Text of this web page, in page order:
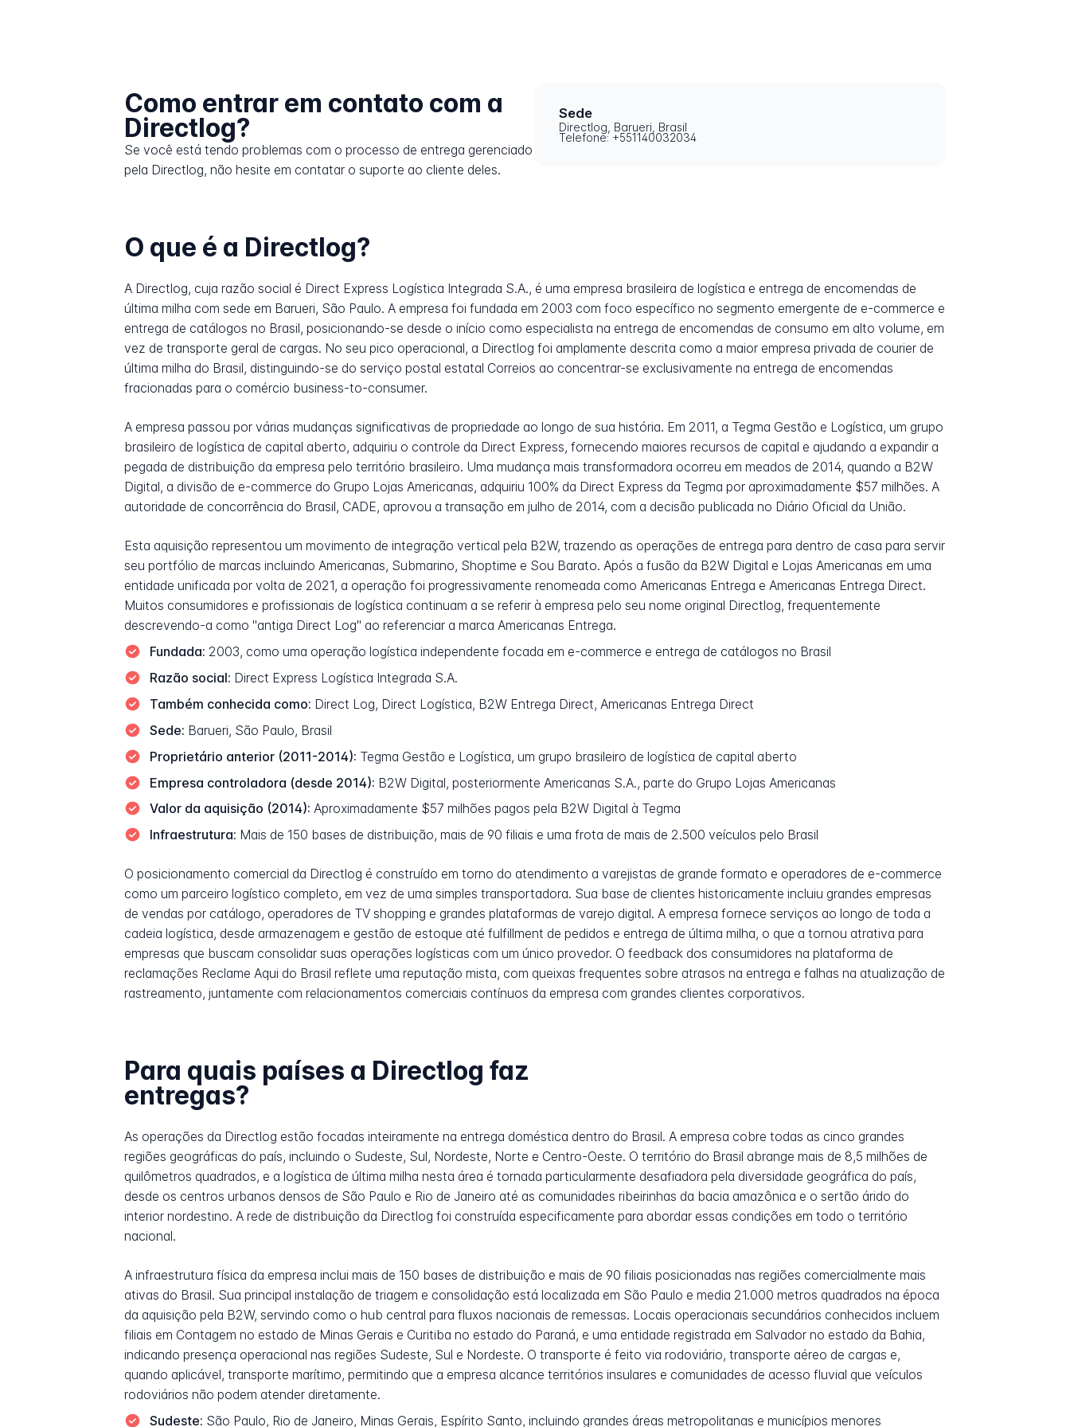
Como entrar em contato com a
Directlog?
Se você está tendo problemas com o processo de entrega gerenciado
pela Directlog, não hesite em contatar o suporte ao cliente deles.
Sede
Directlog, Barueri, Brasil
Telefone: +551140032034
O que é a Directlog?
A Directlog, cuja razão social é Direct Express Logística Integrada S.A., é uma empresa brasileira de logística e entrega de encomendas de
última milha com sede em Barueri, São Paulo. A empresa foi fundada em 2003 com foco específico no segmento emergente de e-commerce e
entrega de catálogos no Brasil, posicionando-se desde o início como especialista na entrega de encomendas de consumo em alto volume, em
vez de transporte geral de cargas. No seu pico operacional, a Directlog foi amplamente descrita como a maior empresa privada de courier de
última milha do Brasil, distinguindo-se do serviço postal estatal Correios ao concentrar-se exclusivamente na entrega de encomendas
fracionadas para o comércio business-to-consumer.
A empresa passou por várias mudanças significativas de propriedade ao longo de sua história. Em 2011, a Tegma Gestão e Logística, um grupo
brasileiro de logística de capital aberto, adquiriu o controle da Direct Express, fornecendo maiores recursos de capital e ajudando a expandir a
pegada de distribuição da empresa pelo território brasileiro. Uma mudança mais transformadora ocorreu em meados de 2014, quando a B2W
Digital, a divisão de e-commerce do Grupo Lojas Americanas, adquiriu 100% da Direct Express da Tegma por aproximadamente $57 milhões. A
autoridade de concorrência do Brasil, CADE, aprovou a transação em julho de 2014, com a decisão publicada no Diário Oficial da União.
Esta aquisição representou um movimento de integração vertical pela B2W, trazendo as operações de entrega para dentro de casa para servir
seu portfólio de marcas incluindo Americanas, Submarino, Shoptime e Sou Barato. Após a fusão da B2W Digital e Lojas Americanas em uma
entidade unificada por volta de 2021, a operação foi progressivamente renomeada como Americanas Entrega e Americanas Entrega Direct.
Muitos consumidores e profissionais de logística continuam a se referir à empresa pelo seu nome original Directlog, frequentemente
descrevendo-a como "antiga Direct Log" ao referenciar a marca Americanas Entrega.
Fundada: 2003, como uma operação logística independente focada em e-commerce e entrega de catálogos no Brasil
Razão social: Direct Express Logística Integrada S.A.
Também conhecida como: Direct Log, Direct Logística, B2W Entrega Direct, Americanas Entrega Direct
Sede: Barueri, São Paulo, Brasil
Proprietário anterior (2011-2014): Tegma Gestão e Logística, um grupo brasileiro de logística de capital aberto
Empresa controladora (desde 2014): B2W Digital, posteriormente Americanas S.A., parte do Grupo Lojas Americanas
Valor da aquisição (2014): Aproximadamente $57 milhões pagos pela B2W Digital à Tegma
Infraestrutura: Mais de 150 bases de distribuição, mais de 90 filiais e uma frota de mais de 2.500 veículos pelo Brasil
O posicionamento comercial da Directlog é construído em torno do atendimento a varejistas de grande formato e operadores de e-commerce
como um parceiro logístico completo, em vez de uma simples transportadora. Sua base de clientes historicamente incluiu grandes empresas
de vendas por catálogo, operadores de TV shopping e grandes plataformas de varejo digital. A empresa fornece serviços ao longo de toda a
cadeia logística, desde armazenagem e gestão de estoque até fulfillment de pedidos e entrega de última milha, o que a tornou atrativa para
empresas que buscam consolidar suas operações logísticas com um único provedor. O feedback dos consumidores na plataforma de
reclamações Reclame Aqui do Brasil reflete uma reputação mista, com queixas frequentes sobre atrasos na entrega e falhas na atualização de
rastreamento, juntamente com relacionamentos comerciais contínuos da empresa com grandes clientes corporativos.
Para quais países a Directlog faz
entregas?
As operações da Directlog estão focadas inteiramente na entrega doméstica dentro do Brasil. A empresa cobre todas as cinco grandes
regiões geográficas do país, incluindo o Sudeste, Sul, Nordeste, Norte e Centro-Oeste. O território do Brasil abrange mais de 8,5 milhões de
quilômetros quadrados, e a logística de última milha nesta área é tornada particularmente desafiadora pela diversidade geográfica do país,
desde os centros urbanos densos de São Paulo e Rio de Janeiro até as comunidades ribeirinhas da bacia amazônica e o sertão árido do
interior nordestino. A rede de distribuição da Directlog foi construída especificamente para abordar essas condições em todo o território
nacional.
A infraestrutura física da empresa inclui mais de 150 bases de distribuição e mais de 90 filiais posicionadas nas regiões comercialmente mais
ativas do Brasil. Sua principal instalação de triagem e consolidação está localizada em São Paulo e media 21.000 metros quadrados na época
da aquisição pela B2W, servindo como o hub central para fluxos nacionais de remessas. Locais operacionais secundários conhecidos incluem
filiais em Contagem no estado de Minas Gerais e Curitiba no estado do Paraná, e uma entidade registrada em Salvador no estado da Bahia,
indicando presença operacional nas regiões Sudeste, Sul e Nordeste. O transporte é feito via rodoviário, transporte aéreo de cargas e,
quando aplicável, transporte marítimo, permitindo que a empresa alcance territórios insulares e comunidades de acesso fluvial que veículos
rodoviários não podem atender diretamente.
Sudeste: São Paulo, Rio de Janeiro, Minas Gerais, Espírito Santo, incluindo grandes áreas metropolitanas e municípios menores